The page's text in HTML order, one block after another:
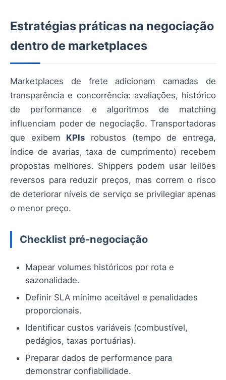
Estratégias práticas na negociação
dentro de marketplaces
Marketplaces de frete adicionam camadas de
transparência e concorrência: avaliações, histórico
de performance e algoritmos de matching
influenciam poder de negociação. Transportadoras
que exibem KPIs robustos (tempo de entrega,
índice de avarias, taxa de cumprimento) recebem
propostas melhores. Shippers podem usar leilões
reversos para reduzir preços, mas correm o risco
de deteriorar níveis de serviço se privilegiar apenas
o menor preço.
Checklist pré-negociação
Mapear volumes históricos por rota e
sazonalidade.
Definir SLA mínimo aceitável e penalidades
proporcionais.
Identificar custos variáveis (combustível,
pedágios, taxas portuárias).
Preparar dados de performance para
demonstrar confiabilidade.